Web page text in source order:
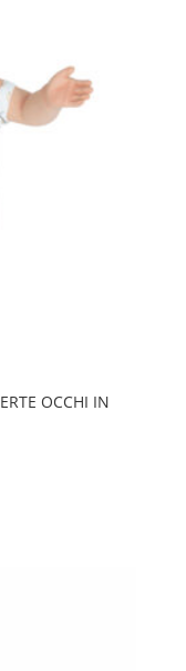
OCCHI IN